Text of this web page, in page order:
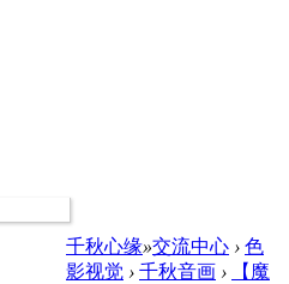
千秋心缘»交流中心 › 色
影视觉 › 千秋音画 ›
【魔